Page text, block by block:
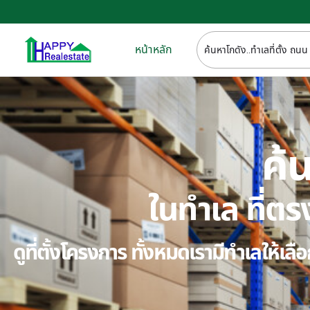
หน้าหลัก
ค้
ในทำเล ที่ต
ดูที่ตั้งโครงการ ทั้งหมดเรามีทำเลให้เ